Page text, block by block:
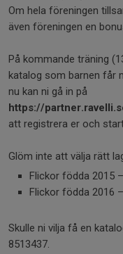
Om hela föreningen
även föreningen en
På kommande träning
katalog som barnen får
nu kan ni gå in på
https://
att registrera er och
Glöm inte att välja rätt
Flickor födda 2015 –
Flickor födda 2016 –
Skulle ni vilja få en
8513437.